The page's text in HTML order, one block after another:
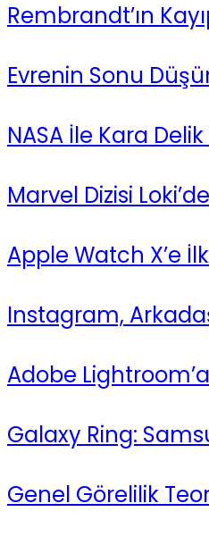
Rembrandt’ın
Evrenin Sonu
NASA İle Kara
Marvel Dizisi
Apple Watch X’e
Instagram,
Adobe
Galaxy Ring:
Genel Görelilik